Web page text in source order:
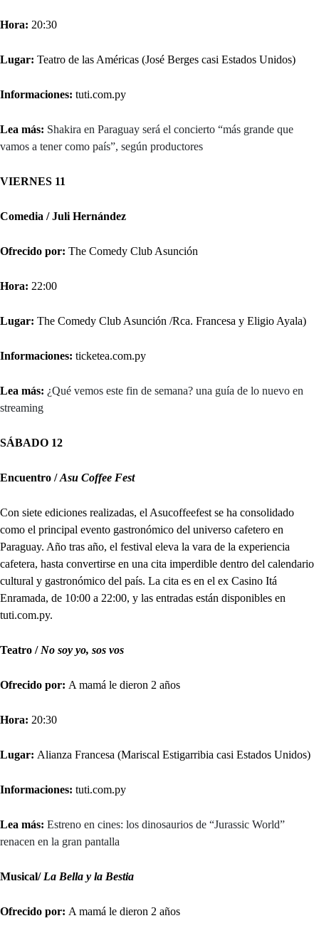
Hora: 20:30
Lugar: Teatro de las Américas (José Berges casi Estados Unidos)
Informaciones: tuti.com.py
Lea más: Shakira en Paraguay será el concierto “más grande que
vamos a tener como país”, según productores
VIERNES 11
Comedia / Juli Hernández
Ofrecido por: The Comedy Club Asunción
Hora: 22:00
Lugar: The Comedy Club Asunción /Rca. Francesa y Eligio Ayala)
Informaciones: ticketea.com.py
Lea más: ¿Qué vemos este fin de semana? una guía de lo nuevo en
streaming
SÁBADO 12
Encuentro /Asu Coffee Fest
Con siete ediciones realizadas, el Asucoffeefest se ha consolidado
como el principal evento gastronómico del universo cafetero en
Paraguay. Año tras año, el festival eleva la vara de la experiencia
cafetera, hasta convertirse en una cita imperdible dentro del calendario
cultural y gastronómico del país. La cita es en el ex Casino Itá
Enramada, de 10:00 a 22:00, y las entradas están disponibles en
tuti.com.py.
Teatro /No soy yo, sos vos
Ofrecido por: A mamá le dieron 2 años
Hora: 20:30
Lugar: Alianza Francesa (Mariscal Estigarribia casi Estados Unidos)
Informaciones: tuti.com.py
Lea más: Estreno en cines: los dinosaurios de “Jurassic World”
renacen en la gran pantalla
Musical/ La Bella y la Bestia
Ofrecido por: A mamá le dieron 2 años